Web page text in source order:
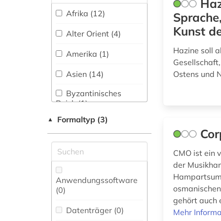
(13)
Werkstoffwissenschaften
und Fertigungstechnik (0)
Wirtschaftswissenschaften
(3)
Forschung, Hochschul-,
französisch (1)
1930 (1)
geschichte 1870-
2019 (2)
geschichte 1917-
1970 (1)
geschichte 1945-
2009 (1)
geschichte 300-800
(1)
geschichte 3350
Nationallizenz-Login
für registrierte
Afrika (12)
Alter Orient (4)
Amerika (1)
Asien (14)
Byzantinisches
Reich (1)
Deutschland (1)
Europa (1)
Frankreich (1)
Hessen (1)
▲ Formaltyp (3)
Anwendungssoftware
(0)
Datenträger (0)
Kunst
Hazine soll
Ostens und
CMO ist ein
der
gehört auch
Mehr